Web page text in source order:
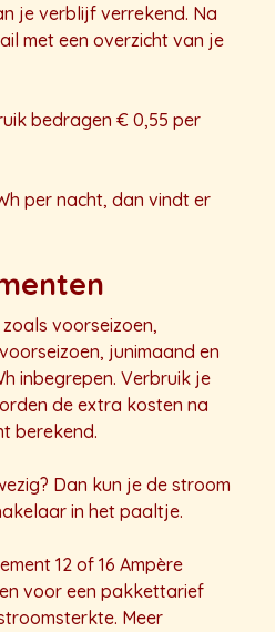
je verblijf verrekend. Na
met een overzicht van je
bedragen € 0,55 per
per nacht, dan vindt er
voorseizoen,
junimaand en
inbegrepen. Verbruik je
de extra kosten na
berekend.
Dan kun je de stroom
in het paaltje.
12 of 16 Ampère
voor een pakkettarief
Meer